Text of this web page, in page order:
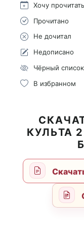
Хочу прочитать
Прочитано
Не дочитал
Недописано
Чёрный список
В избранном
КУЛЬТА